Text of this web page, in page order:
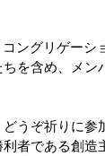
ングリゲー
を含め、メ
うぞ祈りに
者である創